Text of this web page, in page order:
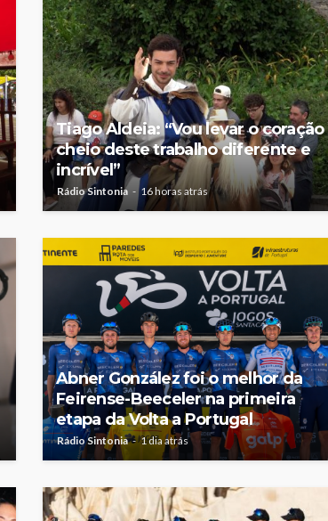
Tiago Aldeia: “Vou levar o coração
cheio deste trabalho diferente e
incrível”
Rádio Sintonia 16 horas atrás
Abner González foi o melhor da
Feirense-Beeceler na primeira
etapa da Volta a Portugal
Rádio Sintonia 1 dia atrás